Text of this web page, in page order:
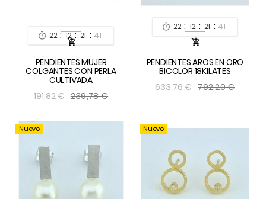
 22 : 12 : 21 : 40

PENDIENTES MUJER
COLGANTES CON PERLA
CULTIVADA
191,82 € 239,78 €
 22 : 12 : 21 : 40

PENDIENTES AROS EN ORO
BICOLOR 18KILATES
633,76 € 792,20 €
Nuevo Nuevo